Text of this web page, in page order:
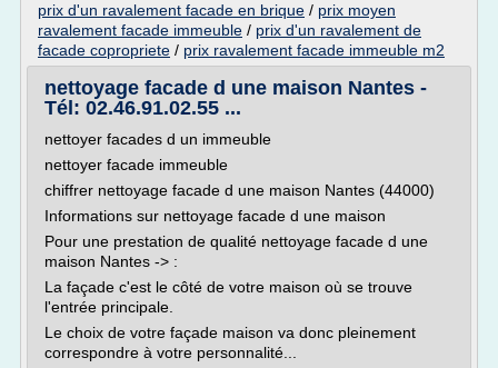
prix d'un ravalement facade en brique / prix moyen
ravalement facade immeuble / prix d'un ravalement de
facade copropriete / prix ravalement facade immeuble m2
nettoyage facade d une maison Nantes -
Tél: 02.46.91.02.55 ...
nettoyer facades d un immeuble
nettoyer facade immeuble
chiffrer nettoyage facade d une maison Nantes (44000)
Informations sur nettoyage facade d une maison
Pour une prestation de qualité nettoyage facade d une
maison Nantes -> :
La façade c'est le côté de votre maison où se trouve
l'entrée principale.
Le choix de votre façade maison va donc pleinement
correspondre à votre personnalité...